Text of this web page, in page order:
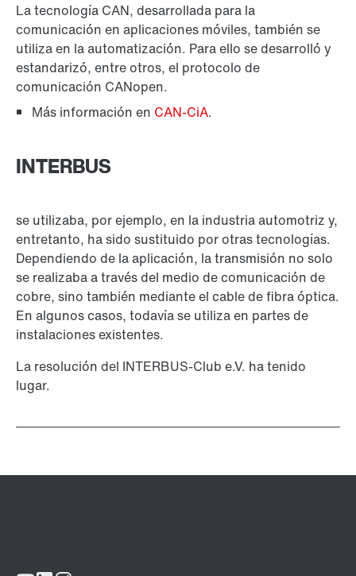
La tecnología CAN, desarrollada para la
comunicación en aplicaciones móviles, también se
utiliza en la automatización. Para ello se desarrolló y
estandarizó, entre otros, el protocolo de
comunicación CANopen.
Más información en CAN-CiA.
INTERBUS
se utilizaba, por ejemplo, en la industria automotriz y,
entretanto, ha sido sustituido por otras tecnologías.
Dependiendo de la aplicación, la transmisión no solo
se realizaba a través del medio de comunicación de
cobre, sino también mediante el cable de fibra óptica.
En algunos casos, todavía se utiliza en partes de
instalaciones existentes.
La resolución del INTERBUS-Club e.V. ha tenido
lugar.